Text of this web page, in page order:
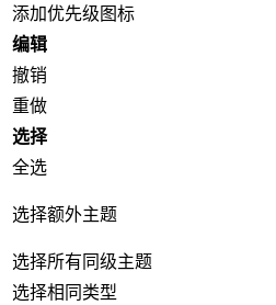
添加优先级图标
编辑
撤销
重做
选择
全选
选择额外主题
选择所有同级主题
选择相同类型